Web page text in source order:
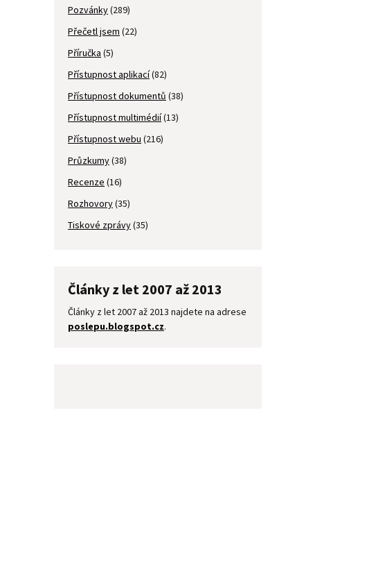
Pozvánky(289)
Přečetl jsem (22)
Příručka (5)
Přístupnost aplikací(82)
Přístupnost dokumentů (38)
Přístupnost multimédií(13)
Přístupnost webu (216)
Průzkumy(38)
Recenze (16)
Rozhovory(35)
Tiskové zprávy(35)
Články z let 2007 až 2013
Články z let 2007 až 2013 najdete na adrese
poslepu.blogspot.cz.